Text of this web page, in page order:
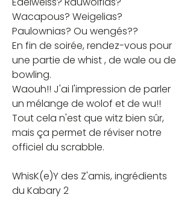
Wacapous? Weigelias?
Paulownias? Ou wengés??
En fin de soirée, rendez-vous pour
une partie de whist ️️️️, de wale ou de
bowling.
Waouh!! J'ai l'impression de parler
un mélange de wolof et de wu!!
Tout cela n'est que witz bien sûr,
mais ça permet de réviser notre
officiel du scrabble.
WhisK(e)Y des Z'amis, ingrédients
du Kabary 2